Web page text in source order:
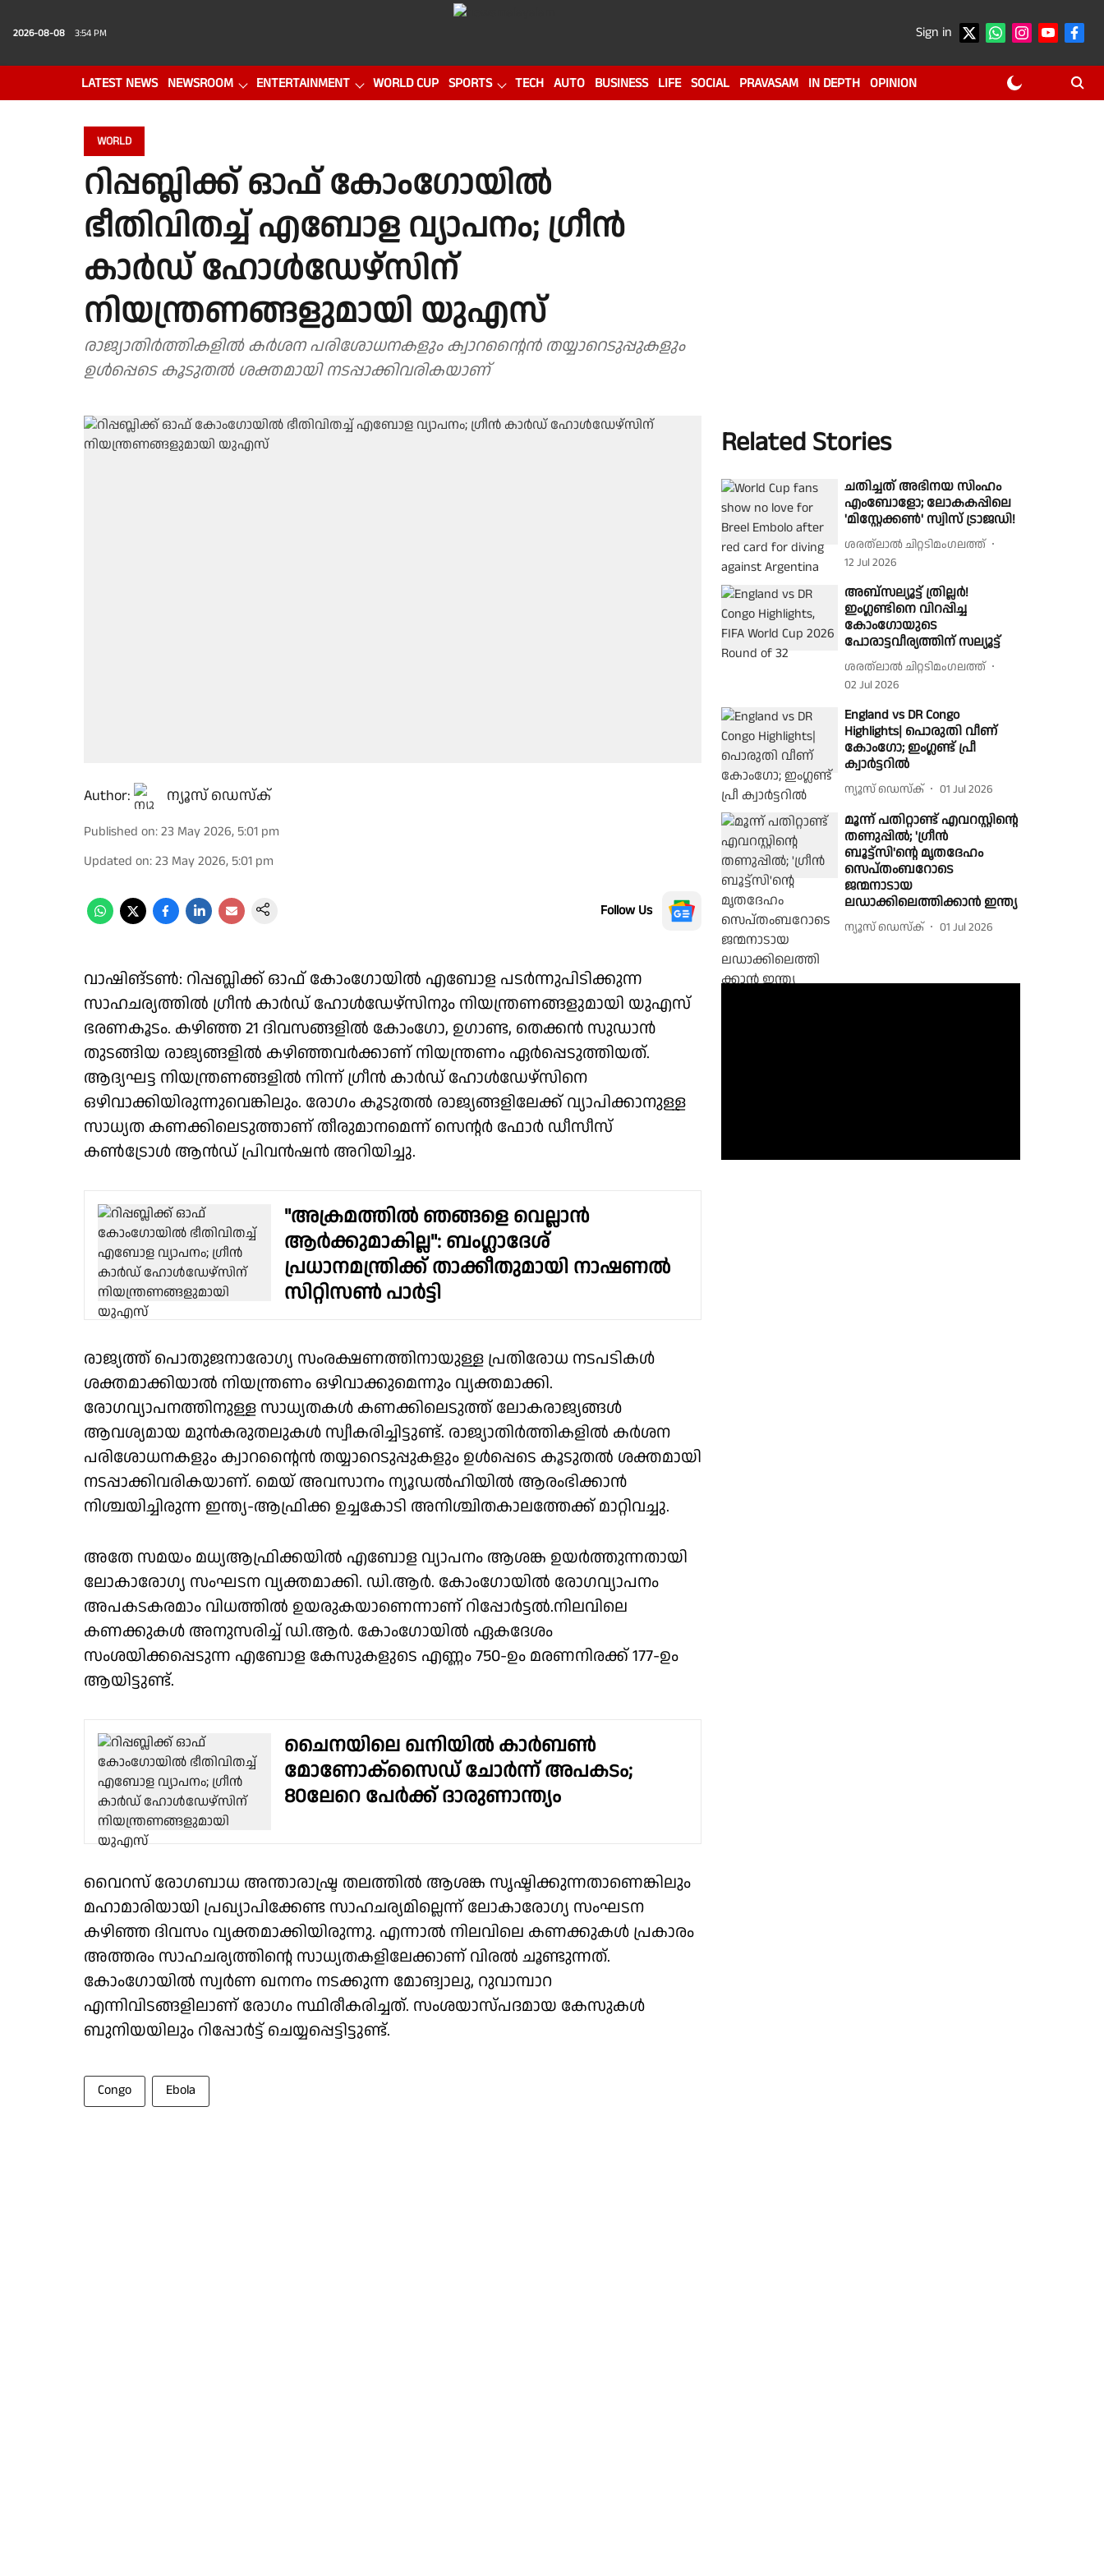
2026-08-08 3:54 PM Sign in
LATEST NEWS NEWSROOM ENTERTAINMENT WORLD CUP SPORTS TECH AUTO BUSINESS LIFE SOCIAL PRAVASAM IN DEPTH OPINION
WORLD
റിപ്പബ്ലിക്ക് ഓഫ് കോംഗോയിൽ
ഭീതിവിതച്ച് എബോള വ്യാപനം; ഗ്രീൻ
കാർഡ് ഹോൾഡേഴ്സിന്
നിയന്ത്രണങ്ങളുമായി യുഎസ്
രാജ്യാതിർത്തികളിൽ കർശന പരിശോധനകളും ക്വാറൻ്റൈൻ തയ്യാറെടുപ്പുകളും
ഉൾപ്പെടെ കൂടുതൽ ശക്തമായി നടപ്പാക്കിവരികയാണ്
Author: ന്യൂസ് ഡെസ്ക്
Published on:23 May 2026, 5:01 pm
Updated on:23 May 2026, 5:01 pm
Follow Us
വാഷിങ്ടൺ: റിപ്പബ്ലിക്ക് ഓഫ് കോംഗോയിൽ എബോള പടർന്നുപിടിക്കുന്ന
സാഹചര്യത്തിൽ ഗ്രീൻ കാർഡ് ഹോൾഡേഴ്സിനും നിയന്ത്രണങ്ങളുമായി യുഎസ്
ഭരണകൂടം. കഴിഞ്ഞ 21 ദിവസങ്ങളിൽ കോംഗോ, ഉഗാണ്ട, തെക്കൻ സുഡാൻ
തുടങ്ങിയ രാജ്യങ്ങളിൽ കഴിഞ്ഞവർക്കാണ് നിയന്ത്രണം ഏർപ്പെടുത്തിയത്.
ആദ്യഘട്ട നിയന്ത്രണങ്ങളിൽ നിന്ന് ഗ്രീൻ കാർഡ് ഹോൾഡേഴ്സിനെ
ഒഴിവാക്കിയിരുന്നുവെങ്കിലും. രോഗം കൂടുതൽ രാജ്യങ്ങളിലേക്ക് വ്യാപിക്കാനുള്ള
സാധ്യത കണക്കിലെടുത്താണ് തീരുമാനമെന്ന് സെൻ്റർ ഫോർ ഡീസീസ്
കൺട്രോൾ ആൻഡ് പ്രിവൻഷൻ അറിയിച്ചു.
"അക്രമത്തിൽ ഞങ്ങളെ വെല്ലാൻ
ആർക്കുമാകില്ല": ബംഗ്ലാദേശ്
പ്രധാനമന്ത്രിക്ക് താക്കീതുമായി നാഷണൽ
സിറ്റിസൺ പാർട്ടി
രാജ്യത്ത് പൊതുജനാരോഗ്യ സംരക്ഷണത്തിനായുള്ള പ്രതിരോധ നടപടികൾ
ശക്തമാക്കിയാൽ നിയന്ത്രണം ഒഴിവാക്കുമെന്നും വ്യക്തമാക്കി.
രോഗവ്യാപനത്തിനുള്ള സാധ്യതകൾ കണക്കിലെടുത്ത് ലോകരാജ്യങ്ങൾ
ആവശ്യമായ മുൻകരുതലുകൾ സ്വീകരിച്ചിട്ടുണ്ട്. രാജ്യാതിർത്തികളിൽ കർശന
പരിശോധനകളും ക്വാറൻ്റൈൻ തയ്യാറെടുപ്പുകളും ഉൾപ്പെടെ കൂടുതൽ ശക്തമായി
നടപ്പാക്കിവരികയാണ്. മെയ് അവസാനം ന്യൂഡൽഹിയിൽ ആരംഭിക്കാൻ
നിശ്ചയിച്ചിരുന്ന ഇന്ത്യ-ആഫ്രിക്ക ഉച്ചകോടി അനിശ്ചിതകാലത്തേക്ക് മാറ്റിവച്ചു.
അതേ സമയം മധ്യആഫ്രിക്കയിൽ എബോള വ്യാപനം ആശങ്ക ഉയർത്തുന്നതായി
ലോകാരോഗ്യ സംഘടന വ്യക്തമാക്കി. ഡി.ആർ. കോംഗോയിൽ രോഗവ്യാപനം
അപകടകരമാം വിധത്തിൽ ഉയരുകയാണെന്നാണ് റിപ്പോർട്ടൽ.നിലവിലെ
കണക്കുകൾ അനുസരിച്ച് ഡി.ആർ. കോംഗോയിൽ ഏകദേശം
സംശയിക്കപ്പെടുന്ന എബോള കേസുകളുടെ എണ്ണം 750-ഉം മരണനിരക്ക് 177-ഉം
ആയിട്ടുണ്ട്.
ചൈനയിലെ ഖനിയിൽ കാർബൺ
മോണോക്സൈഡ് ചോർന്ന് അപകടം;
80ലേറെ പേർക്ക് ദാരുണാന്ത്യം
വൈറസ് രോഗബാധ അന്താരാഷ്ട്ര തലത്തില്‍ ആശങ്ക സൃഷ്ടിക്കുന്നതാണെങ്കിലും
മഹാമാരിയായി പ്രഖ്യാപിക്കേണ്ട സാഹചര്യമില്ലെന്ന് ലോകാരോഗ്യ സംഘടന
കഴിഞ്ഞ ദിവസം വ്യക്തമാക്കിയിരുന്നു. എന്നാൽ നിലവിലെ കണക്കുകൾ പ്രകാരം
അത്തരം സാഹചര്യത്തിന്റെ സാധ്യതകളിലേക്കാണ് വിരൽ ചൂണ്ടുന്നത്.
കോംഗോയില്‍ സ്വര്‍ണ ഖനനം നടക്കുന്ന മോങ്വാലു, റുവാമ്പാറ
എന്നിവിടങ്ങളിലാണ് രോഗം സ്ഥിരീകരിച്ചത്. സംശയാസ്പദമായ കേസുകള്‍
ബുനിയയിലും റിപ്പോര്‍ട്ട് ചെയ്യപ്പെട്ടിട്ടുണ്ട്.
Congo Ebola
Related Stories
ചതിച്ചത് അഭിനയ സിംഹം
എംബോളോ; ലോകകപ്പിലെ
'മിസ്റ്റേക്കൺ' സ്വിസ് ട്രാജഡി!
ശരത്‌ലാൽ ചിറ്റടിമംഗലത്ത്
12 Jul 2026
അബ്‌സല്യൂട്ട് ത്രില്ലർ!
ഇംഗ്ലണ്ടിനെ വിറപ്പിച്ച
കോംഗോയുടെ
പോരാട്ടവീര്യത്തിന് സല്യൂട്ട്
ശരത്‌ലാൽ ചിറ്റടിമംഗലത്ത്
02 Jul 2026
England vs DR Congo
Highlights| പൊരുതി വീണ്
കോംഗോ; ഇംഗ്ലണ്ട് പ്രീ
ക്വാർട്ടറിൽ
ന്യൂസ് ഡെസ്ക് 01 Jul 2026
മൂന്ന് പതിറ്റാണ്ട് എവറസ്റ്റിൻ്റെ
തണുപ്പിൽ; 'ഗ്രീൻ
ബൂട്ട്സി'ൻ്റെ മൃതദേഹം
സെപ്തംബറോടെ
ജന്മനാടായ
ലഡാക്കിലെത്തിക്കാൻ ഇന്ത്യ
ന്യൂസ് ഡെസ്ക് 01 Jul 2026